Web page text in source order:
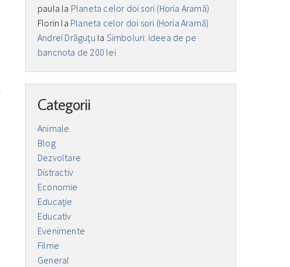
paula la Planeta celor doi sori (Horia Aramă)
Florin la Planeta celor doi sori (Horia Aramă)
Andrei Drăguţu la Simboluri: Ideea de pe
bancnota de 200 lei
Categorii
Animale
Blog
Dezvoltare
Distractiv
Economie
Educaţie
Educativ
Evenimente
Filme
General